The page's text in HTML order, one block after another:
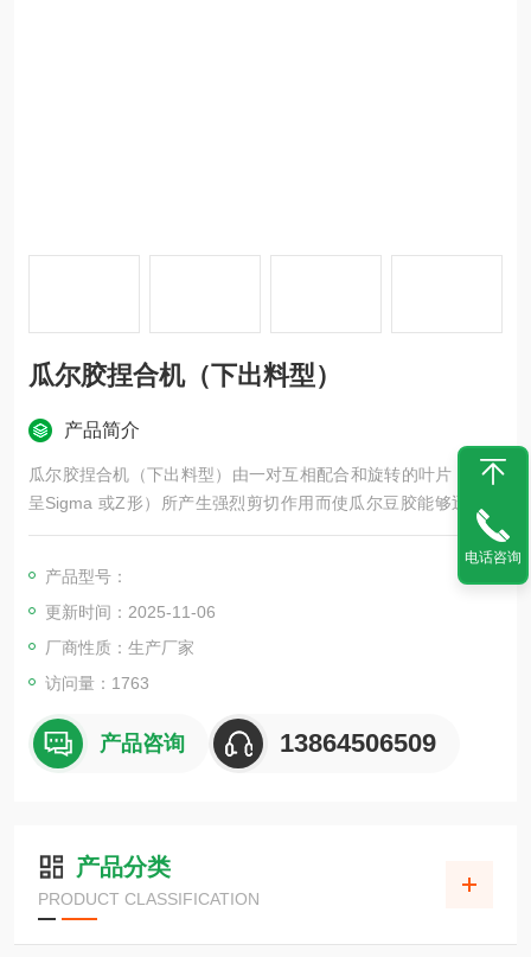
瓜尔胶捏合机（下出料型）
产品简介
瓜尔胶捏合机（下出料型）由一对互相配合和旋转的叶片（通常
呈Sigma 或Z形）所产生强烈剪切作用而使瓜尔豆胶能够迅速反
应从而获得均匀的混合搅拌。有的行业也有混捏锅、混捏机的说
产品型号：
更新时间：2025-11-06
厂商性质：生产厂家
访问量：1763
产品咨询 13864506509
产品分类
PRODUCT CLASSIFICATION
电话咨询